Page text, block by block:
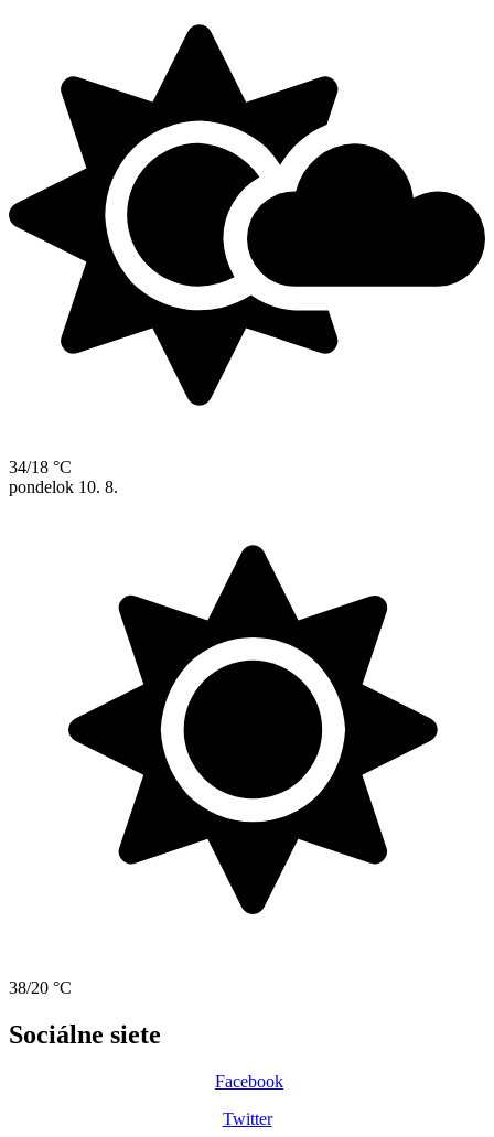
34/18 °C
pondelok 10. 8.
38/20 °C
Sociálne siete
Facebook
Twitter